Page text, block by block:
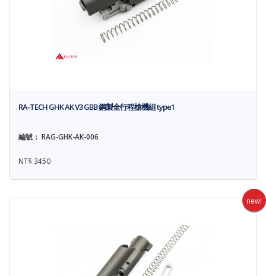
RA-TECH GHK AK V3 GBB 鋼製全行程槍機組 type1
編號： RAG-GHK-AK-006
NT$ 3450
new!